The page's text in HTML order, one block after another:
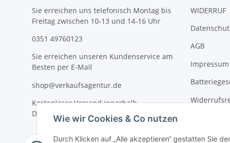
Wie wir Cookies & Co nutzen
Durch Klicken auf „Alle akzeptieren“ gestatten Sie
Sie erreichen uns telefonisch Montag bis
Freitag zwischen 10-13 und 14-16 Uhr
0351 49760123
Sie erreichen unseren Kundenservice am
Besten per E-Mail
shop@verkaufsagentur.de
Kostenloser Versand innerhalb
Deutschlands
WIDERRUF
AGB
Impressum